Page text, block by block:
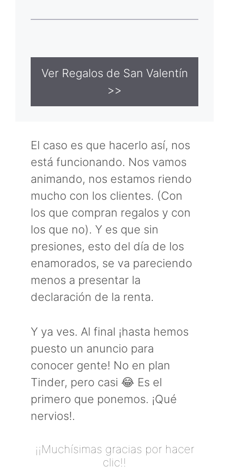
Ver Regalos de San Valentín
>>
El caso es que hacerlo así, nos
está funcionando. Nos vamos
animando, nos estamos riendo
mucho con los clientes. (Con
los que compran regalos y con
los que no). Y es que sin
presiones, esto del día de los
enamorados, se va pareciendo
menos a presentar la
declaración de la renta.
Y ya ves. Al final ¡hasta hemos
puesto un anuncio para
conocer gente! No en plan
Tinder, pero casi 😂 Es el
primero que ponemos. ¡Qué
nervios!.
¡¡Muchísimas gracias por hacer
clic!!